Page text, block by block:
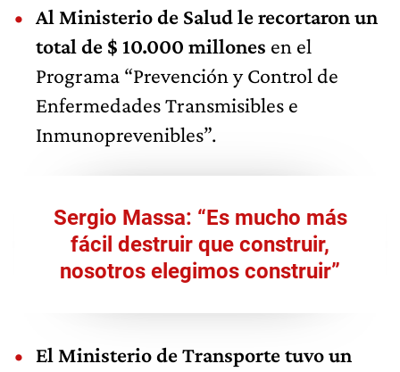
Al Ministerio de Salud le recortaron un
total de $ 10.000 millones en el
Programa “Prevención y Control de
Enfermedades Transmisibles e
Inmunoprevenibles”.
Sergio Massa: “Es mucho más
fácil destruir que construir,
nosotros elegimos construir”
El Ministerio de Transporte tuvo un